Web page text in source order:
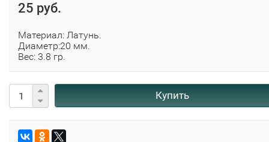
25 руб.
Материал: Латунь.
Диаметр:20 мм.
Вес: 3.8 гр.
Купить